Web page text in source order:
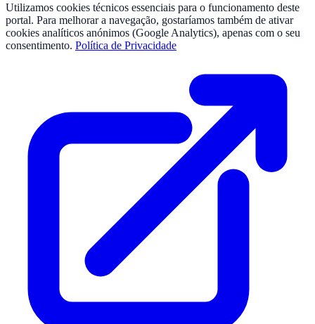
Utilizamos cookies técnicos essenciais para o funcionamento deste
portal. Para melhorar a navegação, gostaríamos também de ativar
cookies analíticos anónimos (Google Analytics), apenas com o seu
consentimento. Política de Privacidade